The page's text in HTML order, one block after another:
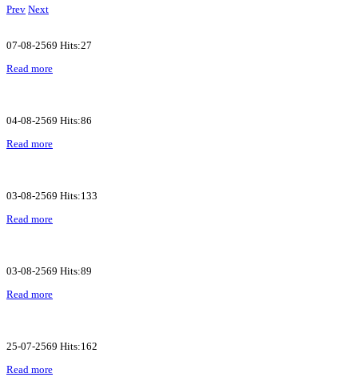
Prev Next
07-08-2569 Hits:27
Read more
04-08-2569 Hits:86
Read more
03-08-2569 Hits:133
Read more
03-08-2569 Hits:89
Read more
25-07-2569 Hits:162
Read more